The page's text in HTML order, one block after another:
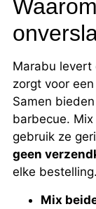
Marabu levert
zorgt voor
Samen
barbecue.
gebruik ze
geen
elke
Mix